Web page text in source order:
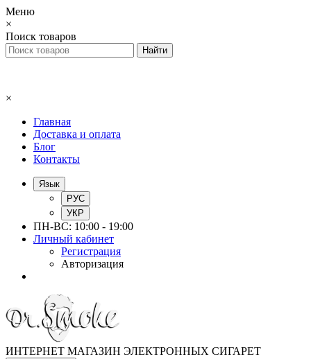
Меню
×
Поиск товаров
×
Главная
Доставка и оплата
Блог
Контакты
Язык
РУС
УКР
ПН-ВС: 10:00 - 19:00
Личный кабинет
Регистрация
Авторизация
ИНТЕРНЕТ МАГАЗИН ЭЛЕКТРОННЫХ СИГАРЕТ